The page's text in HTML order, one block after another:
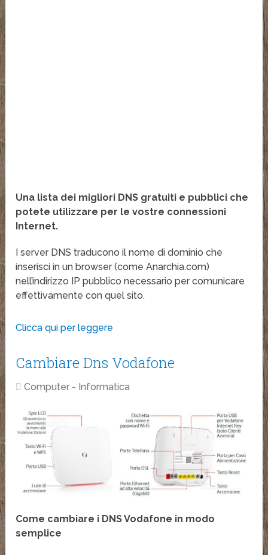
Una lista dei migliori DNS gratuiti e pubblici che
potete utilizzare per le vostre connessioni
Internet.
I server DNS traducono il nome di dominio che
inserisci in un browser (come Anarchia.com)
nell’indirizzo IP pubblico necessario per comunicare
effettivamente con quel sito.
Clicca qui per leggere
Cambiare Dns Vodafone
Computer - Informatica
Come cambiare i DNS Vodafone in modo
semplice